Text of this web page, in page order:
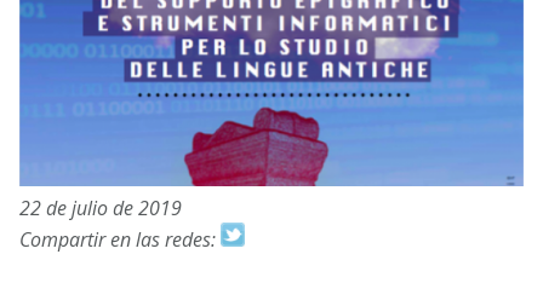
22 de julio de 2019
Compartir en las redes: